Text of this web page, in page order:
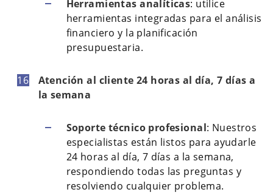
Herramientas analíticas: utilice
herramientas integradas para el análisis
financiero y la planificación
presupuestaria.
Atención al cliente 24 horas al día, 7 días a
la semana
Soporte técnico profesional: Nuestros
especialistas están listos para ayudarle
24 horas al día, 7 días a la semana,
respondiendo todas las preguntas y
resolviendo cualquier problema.